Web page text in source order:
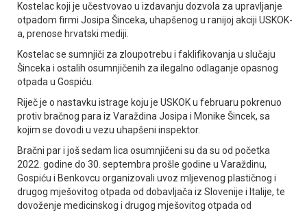
Kostelac koji je učestvovao u izdavanju dozvola za upravljanje
otpadom firmi Јosipa Šinceka, uhapšenog u ranijoj akciji USKOK-
a, prenose hrvatski mediji.
Kostelac se sumnjiči za zloupotrebu i faklifikovanja u slučaju
Šinceka i ostalih osumnjičenih za ilegalno odlaganje opasnog
otpada u Gospiću.
Riječ je o nastavku istrage koju je USKOK u februaru pokrenuo
protiv bračnog para iz Varaždina Јosipa i Monike Šincek, sa
kojim se dovodi u vezu uhapšeni inspektor.
Bračni par i još sedam lica osumnjičeni su da su od početka
2022. godine do 30. septembra prošle godine u Varaždinu,
Gospiću i Benkovcu organizovali uvoz mljevenog plastičnog i
drugog mješovitog otpada od dobavljača iz Slovenije i Italije, te
dovoženje medicinskog i drugog mješovitog otpada od